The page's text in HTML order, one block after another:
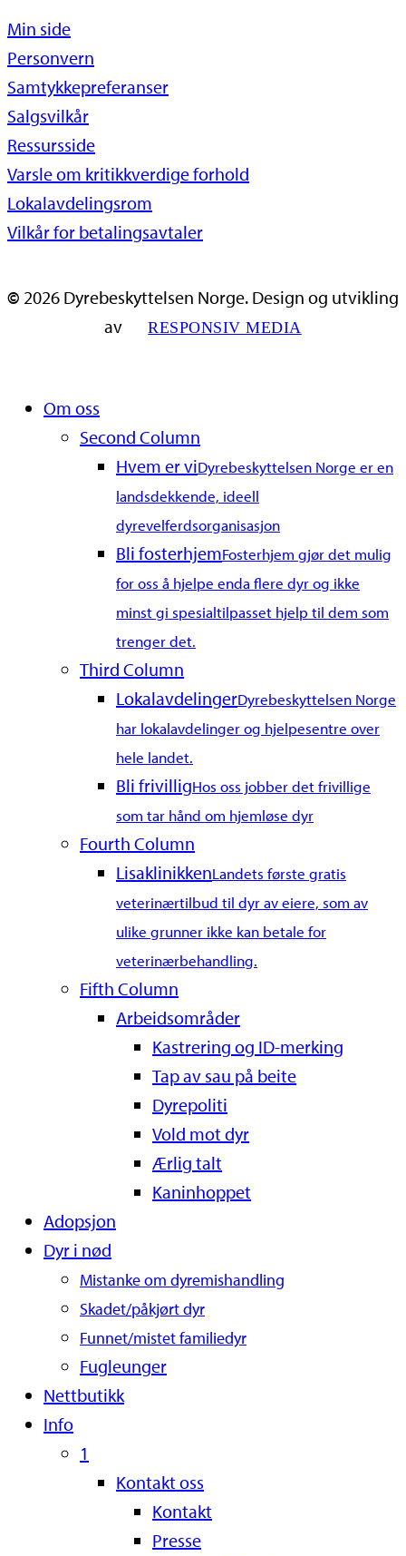
Min side
Personvern
Samtykkepreferanser
Salgsvilkår
Ressursside
Varsle om kritikkverdige forhold
Lokalavdelingsrom
Vilkår for betalingsavtaler
© 2026 Dyrebeskyttelsen Norge. Design og utvikling
av
RESPONSIV MEDIA
MenuOm oss
Second Column
Hvem er viDyrebeskyttelsen Norge er en
landsdekkende, ideell
dyrevelferdsorganisasjon
Bli fosterhjemFosterhjem gjør det mulig
for oss å hjelpe enda flere dyr og ikke
minst gi spesialtilpasset hjelp til dem som
trenger det.
Third Column
LokalavdelingerDyrebeskyttelsen Norge
har lokalavdelinger og hjelpesentre over
hele landet.
Bli frivilligHos oss jobber det frivillige
som tar hånd om hjemløse dyr
Fourth Column
LisaklinikkenLandets første gratis
veterinærtilbud til dyr av eiere, som av
ulike grunner ikke kan betale for
veterinærbehandling.
Fifth Column
Arbeidsområder
Kastrering og ID-merking
Tap av sau på beite
Dyrepoliti
Vold mot dyr
Ærlig talt
Kaninhoppet
Adopsjon
Dyr i nød
Mistanke om dyremishandling
Skadet/påkjørt dyr
Funnet/mistet familiedyr
Fugleunger
Nettbutikk
Info
1
Kontakt oss
Kontakt
Presse